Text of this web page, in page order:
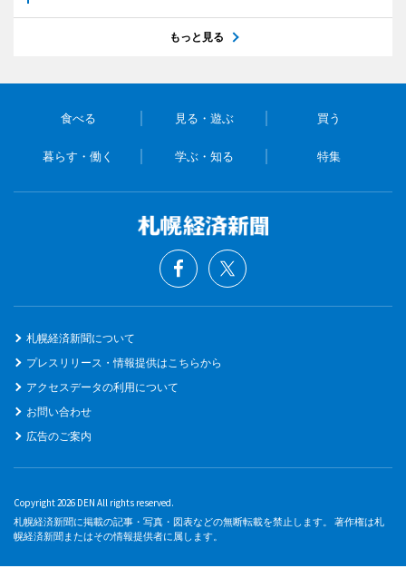
もっと見る
食べる 見る・遊ぶ 買う
暮らす・働く 学ぶ・知る 特集
札幌経済新聞について
プレスリリース・情報提供はこちらから
アクセスデータの利用について
お問い合わせ
広告のご案内
Copyright 2026 DEN All rights reserved.
札幌経済新聞に掲載の記事・写真・図表などの無断転載を禁止します。 著作権は札
幌経済新聞またはその情報提供者に属します。